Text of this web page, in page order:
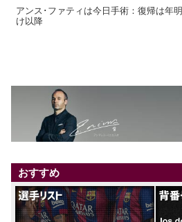
アンス･ファティは今日手術：復帰は年明
け以降
おすすめ